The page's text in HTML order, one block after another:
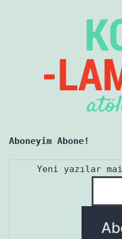
Aboneyim Abone!
Yeni yazılar